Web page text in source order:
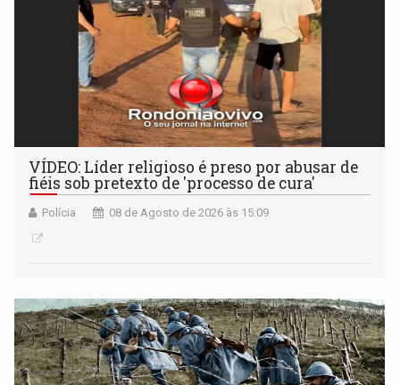
VÍDEO: Líder religioso é preso por abusar de
fiéis sob pretexto de 'processo de cura'
Polícia 08 de Agosto de 2026 às 15:09